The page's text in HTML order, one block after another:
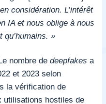
considération. L’intérêt
IA et nous oblige à nous
qu’humains. »
nombre de deepfakes a
et 2023 selon
la vérification de
utilisations hostiles de